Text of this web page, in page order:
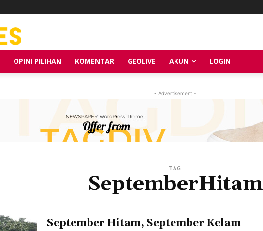
OPINI PILIHAN KOMENTAR GEOLIVE AKUN LOGIN
- Advertisement -
TAG
SeptemberHitam
September Hitam, September Kelam